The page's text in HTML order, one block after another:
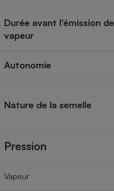
Durée avant l'émission de
vapeur
Autonomie
Nature de la semelle
Pression
Vapeur